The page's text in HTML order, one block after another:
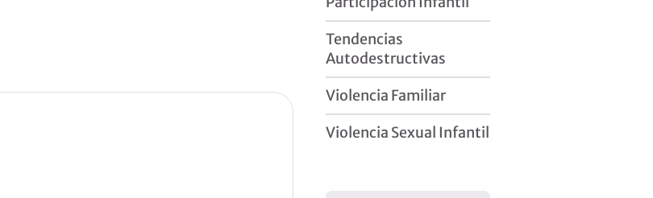
Tendencias
Autodestructivas
Violencia Familiar
Violencia Sexual Infantil